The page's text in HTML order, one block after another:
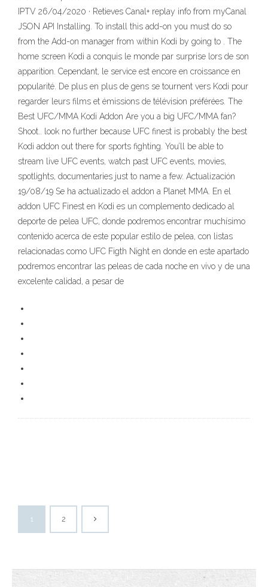
IPTV 26/04/2020 · Retieves Canal+ replay info from myCanal
JSON API Installing. To install this add-on you must do so
from the Add-on manager from within Kodi by going to . The
home screen Kodi a conquis le monde par surprise lors de son
apparition. Cependant, le service est encore en croissance en
popularité. De plus en plus de gens se tournent vers Kodi pour
regarder leurs films et émissions de télévision préférées. The
Best UFC/MMA Kodi Addon Are you a big UFC/MMA fan?
Shoot.. look no further because UFC finest is probably the best
Kodi addon out there for sports fighting. You’ll be able to
stream live UFC events, watch past UFC events, movies,
spotlights, documentaries just to name a few. Actualización
19/08/19 Se ha actualizado el addon a Planet MMA. En el
addon UFC Finest en Kodi es un complemento dedicado al
deporte de pelea UFC, donde podremos encontrar muchísimo
contenido acerca de este popular estilo de pelea, con listas
relacionadas como UFC Figth Night en donde en este apartado
podremos encontrar las peleas de cada noche en vivo y de una
excelente calidad, a pesar de
1 2